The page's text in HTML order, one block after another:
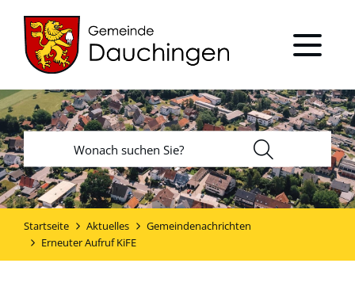
Startseite Aktuelles
Gemeindenachrichten
Erneuter Aufruf KiFE